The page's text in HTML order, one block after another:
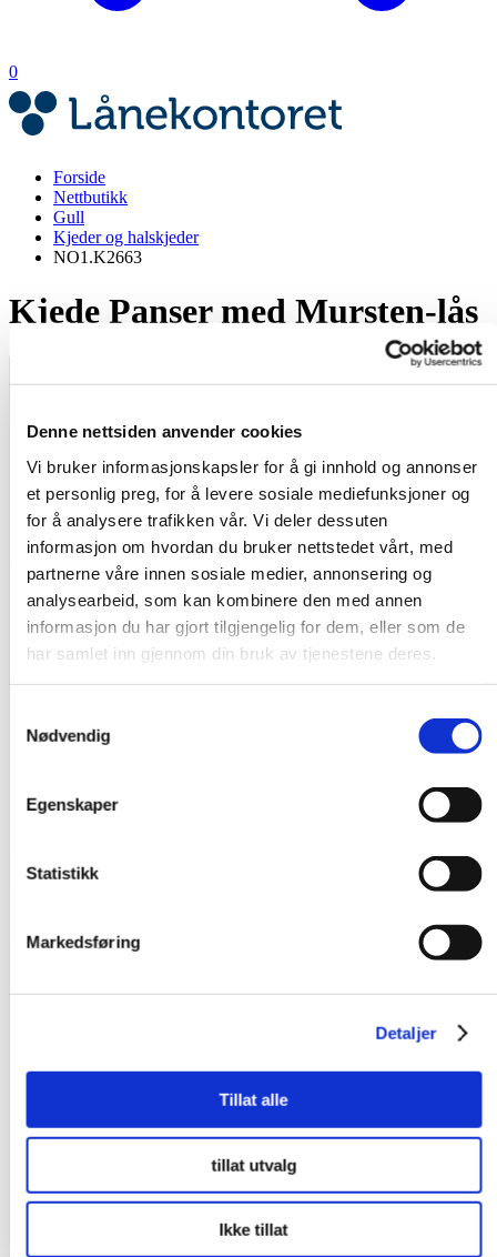
Denne nettsiden anvender cookies
Vi bruker informasjonskapsler for å gi innhold og annonser
et personlig preg, for å levere sosiale mediefunksjoner og
for å analysere trafikken vår. Vi deler dessuten
informasjon om hvordan du bruker nettstedet vårt, med
partnerne våre innen sosiale medier, annonsering og
analysearbeid, som kan kombinere den med annen
informasjon du har gjort tilgjengelig for dem, eller som de
har samlet inn gjennom din bruk av tjenestene deres.
Nødvendig
Egenskaper
Statistikk
Markedsføring
Detaljer
Tillat alle
tillat utvalg
Ikke tillat
0
Forside
Nettbutikk
Gull
Kjeder og halskjeder
NO1.K2663
Kjede Panser med Mursten-lås